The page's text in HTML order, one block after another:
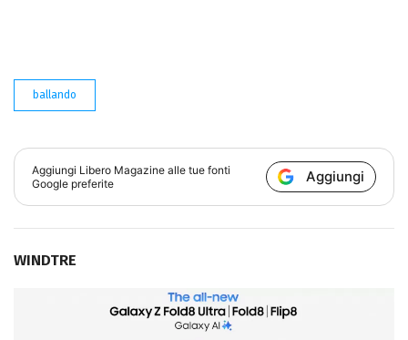
ballando
Aggiungi Libero Magazine alle tue fonti
Google preferite
Aggiungi
WINDTRE